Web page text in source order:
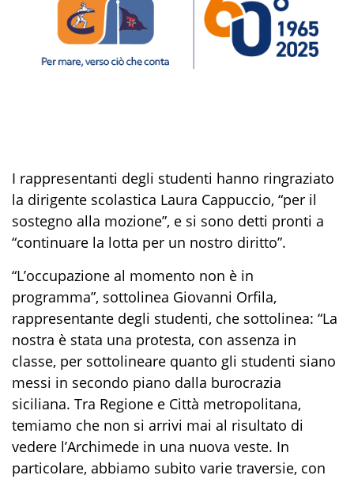
I rappresentanti degli studenti hanno ringraziato
la dirigente scolastica Laura Cappuccio, “per il
sostegno alla mozione”, e si sono detti pronti a
“continuare la lotta per un nostro diritto”.
“L’occupazione al momento non è in
programma”, sottolinea Giovanni Orfila,
rappresentante degli studenti, che sottolinea: “La
nostra è stata una protesta, con assenza in
classe, per sottolineare quanto gli studenti siano
messi in secondo piano dalla burocrazia
siciliana. Tra Regione e Città metropolitana,
temiamo che non si arrivi mai al risultato di
vedere l’Archimede in una nuova veste. In
particolare, abbiamo subito varie traversie, con